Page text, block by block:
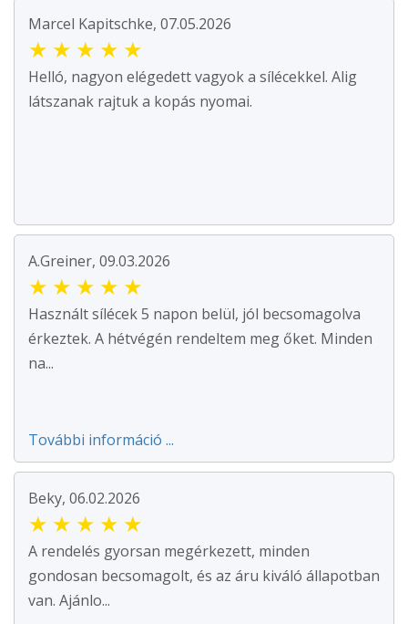
Marcel Kapitschke, 07.05.2026
★ ★ ★ ★ ★
Helló, nagyon elégedett vagyok a sílécekkel. Alig
látszanak rajtuk a kopás nyomai.
A.Greiner, 09.03.2026
★ ★ ★ ★ ★
Használt sílécek 5 napon belül, jól becsomagolva
érkeztek. A hétvégén rendeltem meg őket. Minden
na...
További információ ...
Beky, 06.02.2026
★ ★ ★ ★ ★
A rendelés gyorsan megérkezett, minden
gondosan becsomagolt, és az áru kiváló állapotban
van. Ajánlo...